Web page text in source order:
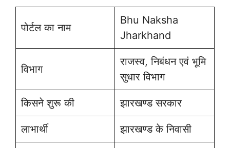
पोर्टल का नाम
Bhu Naksha
Jharkhand
विभाग
राजस्व, निबंधन एवं भूमि
सुधार विभाग
किसने शुरू की झारखण्ड सरकार
लाभार्थी झारखण्ड के निवासी